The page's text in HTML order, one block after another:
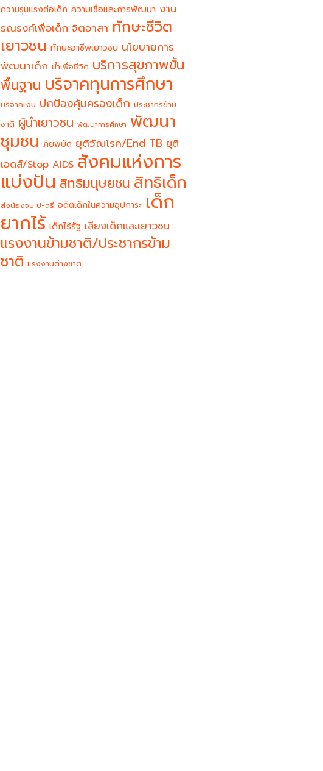
ความรุนแรงต่อเด็ก ความเชื่อและการพัฒนา งาน
รณรงค์เพื่อเด็ก จิตอาสา ทักษะชีวิต
เยาวชน ทักษะอาชีพเยาวชน นโยบายการ
พัฒนาเด็ก น้ำเพื่อชีวิต บริการสุขภาพขั้น
พื้นฐาน บริจาคทุนการศึกษา
บริจาคเงิน ปกป้องคุ้มครองเด็ก ประชากรข้าม
ชาติ ผู้นำเยาวชน พัฒนาการศึกษา พัฒนา
ชุมชน ภัยพิบัติ ยุติวัณโรค/End TB ยุติ
เอดส์/Stop AIDS สังคมแห่งการ
แบ่งปัน สิทธิมนุษยชน สิทธิเด็ก
ส่งน้องจบ ป-ตรี อดีตเด็กในความอุปการะ เด็ก
ยากไร้ เด็กไร้รัฐ เสียงเด็กและเยาวชน
แรงงานข้ามชาติ/ประชากรข้าม
ชาติ แรงงานต่างชาติ